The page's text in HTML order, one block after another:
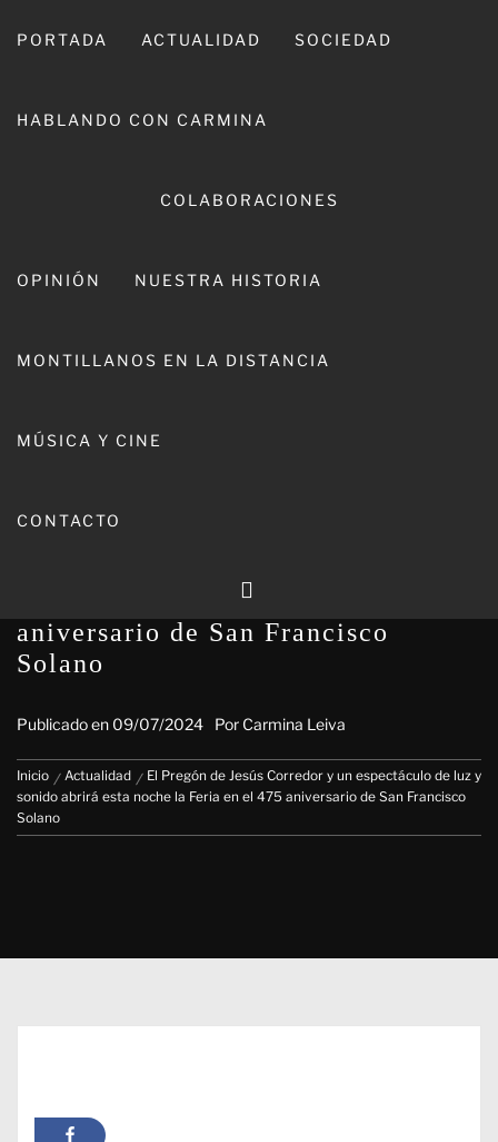
PORTADA ACTUALIDAD SOCIEDAD
HABLANDO CON CARMINA
COLABORACIONES
OPINIÓN NUESTRA HISTORIA
MONTILLANOS EN LA DISTANCIA
MÚSICA Y CINE
CONTACTO
esta noche la Feria en el 475
aniversario de San Francisco
Solano
Publicado en 09/07/2024 Por Carmina Leiva
Inicio Actualidad
El Pregón de Jesús Corredor y un espectáculo de luz y
sonido abrirá esta noche la Feria en el 475 aniversario de San Francisco
Solano